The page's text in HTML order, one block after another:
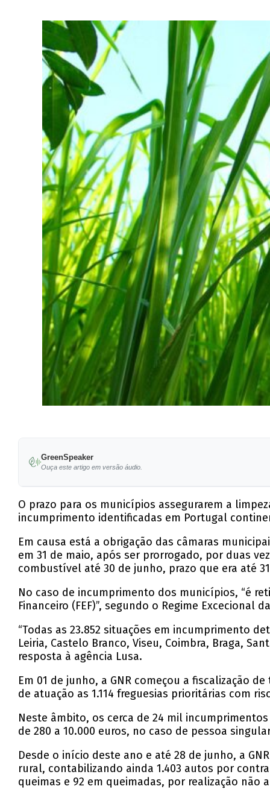
GreenSpeaker
Ouça este artigo em versão áudio.
O prazo para os municípios assegurarem a
incumprimento identificadas em Portugal
Em causa está a obrigação das câmaras
em 31 de maio, após ser prorrogado, por duas
combustível até 30 de junho, prazo que era até
No caso de incumprimento dos municípios, “é
Financeiro (FEF)”, segundo o Regime Excecional
“Todas as 23.852 situações em incumprimento
Leiria, Castelo Branco, Viseu, Coimbra, Braga,
resposta à agência Lusa.
Em 01 de junho, a GNR começou a fiscalização
de atuação as 1.114 freguesias prioritárias com
Neste âmbito, os cerca de 24 mil
de 280 a 10.000 euros, no caso de pessoa
Desde o início deste ano e até 28 de junho, a
rural, contabilizando ainda 1.403 autos por
queimas e 92 em queimadas, por realização não